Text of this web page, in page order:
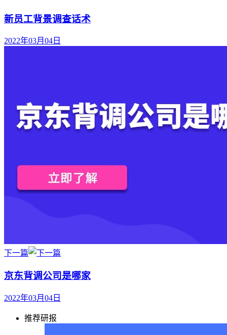
新员工背景调查话术
2022年03月04日
下一篇
京东背调公司是哪家
2022年03月04日
推荐研报